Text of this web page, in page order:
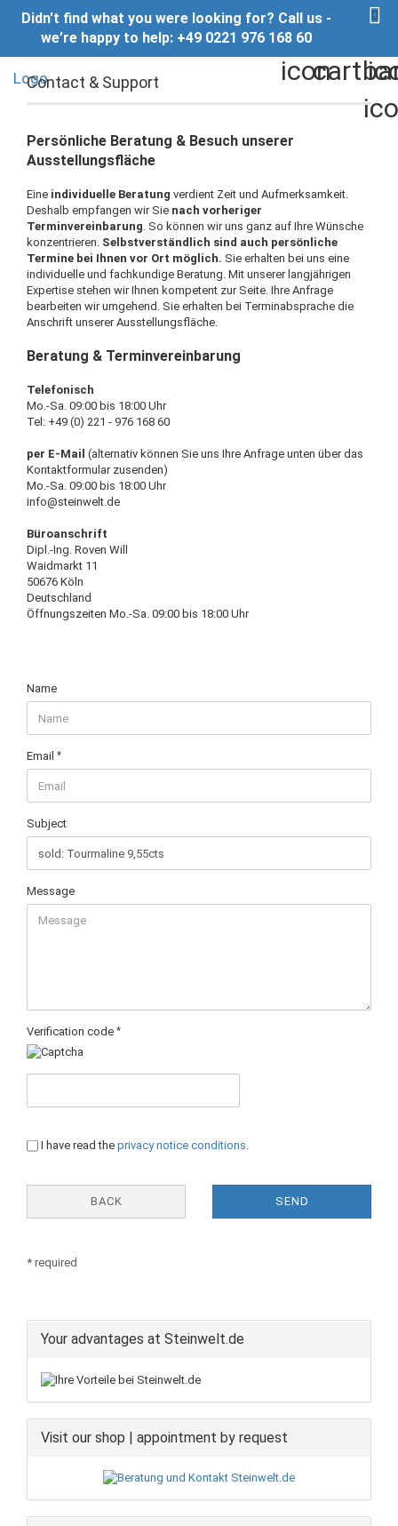
Didn't find what you were looking for? Call us -
we’re happy to help: +49 0221 976 168 60
Contact & Support
Persönliche Beratung & Besuch unserer
Ausstellungsfläche
Eine individuelle Beratung verdient Zeit und Aufmerksamkeit.
Deshalb empfangen wir Sie nach vorheriger
Terminvereinbarung. So können wir uns ganz auf Ihre Wünsche
konzentrieren. Selbstverständlich sind auch persönliche
Termine bei Ihnen vor Ort möglich. Sie erhalten bei uns eine
individuelle und fachkundige Beratung. Mit unserer langjährigen
Expertise stehen wir Ihnen kompetent zur Seite. Ihre Anfrage
bearbeiten wir umgehend. Sie erhalten bei Terminabsprache die
Anschrift unserer Ausstellungsfläche.
Beratung & Terminvereinbarung
Telefonisch
Mo.-Sa. 09:00 bis 18:00 Uhr
Tel: +49 (0) 221 - 976 168 60
per E-Mail (alternativ können Sie uns Ihre Anfrage unten über das
Kontaktformular zusenden)
Mo.-Sa. 09:00 bis 18:00 Uhr
info@steinwelt.de
Büroanschrift
Dipl.-Ing. Roven Will
Waidmarkt 11
50676 Köln
Deutschland
Öffnungszeiten Mo.-Sa. 09:00 bis 18:00 Uhr
CONTACT
&
SUPPORT
Name
Email
Subject
Message
Verification code
PRIVACY
I have read the privacy notice conditions.
BACK SEND
* required
Your advantages at Steinwelt.de
Visit our shop | appointment by request